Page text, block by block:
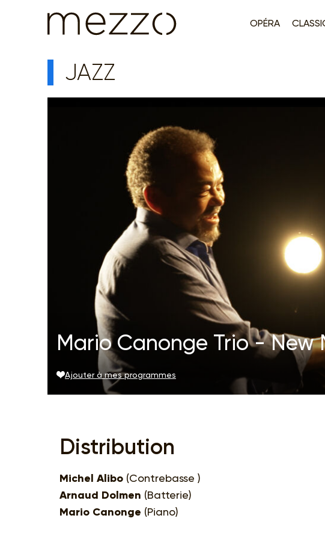
OPÉRA
JAZZ
Mario Canonge Trio - New
Ajouter à mes programmes
Distribution
Michel Alibo (Contrebasse )
Arnaud Dolmen (Batterie)
Mario Canonge (Piano)